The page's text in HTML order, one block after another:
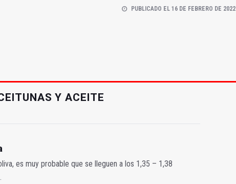
PUBLICADO EL 16 DE FEBRERO DE 2022
Y ACEITE
es muy probable que se lleguen a los 1,35 – 1,38